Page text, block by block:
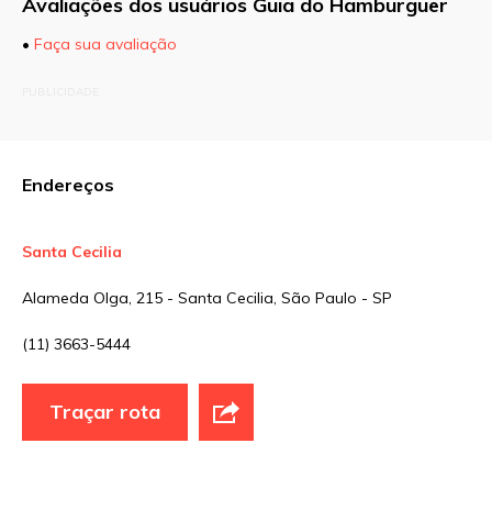
• Faça sua avaliação
Endereços
Santa Cecilia
Alameda Olga, 215 - Santa Cecilia, São Paulo - SP
(11) 3663-5444
Traçar rota